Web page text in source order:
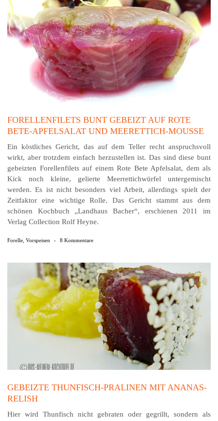
FORELLENFILETS BUNT GEBEIZT AUF ROTE
BETE-APFELSALAT UND MEERETTICH-MOUSSE
Ein köstliches Gericht, das auf dem Teller recht anspruchsvoll
wirkt, aber trotzdem einfach herzustellen ist. Das sind diese bunt
gebeizten Forellenfilets auf einem Rote Bete Apfelsalat, dem als
Kick noch kleine, gelierte Meerrettichwürfel untergemischt
werden. Es ist nicht besonders viel Arbeit, allerdings spielt der
Zeitfaktor eine wichtige Rolle. Das Gericht stammt aus dem
schönen Kochbuch „Landhaus Bacher“, erschienen 2011 im
Verlag Collection Rolf Heyne.
Forelle Vorspeisen - 8 Kommentare
GEBEIZTE THUNFISCH-PRALINEN MIT ANANAS-
RELISH
Hier wird Thunfisch nicht gebraten oder gegrillt, sondern als